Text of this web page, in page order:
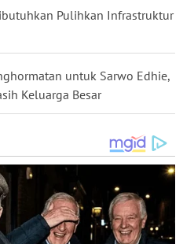
Pulihkan Infrastruktur
untuk Sarwo Edhie,
Keluarga Besar